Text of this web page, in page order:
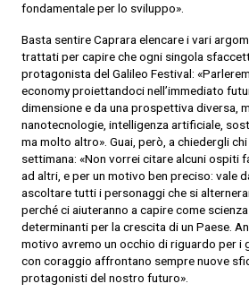
fondamentale per lo sviluppo».
Basta sentire Caprara elencare i vari
trattati per capire che ogni singola
protagonista del Galileo Festival:
economy proiettandoci nell’immediato
dimensione e da una prospettiva diversa,
nanotecnologie, intelligenza artificiale,
ma molto altro». Guai, però, a chiedergli
settimana: «Non vorrei citare alcuni ospiti
ad altri, e per un motivo ben preciso: vale
ascoltare tutti i personaggi che si
perché ci aiuteranno a capire come
determinanti per la crescita di un Paese.
motivo avremo un occhio di riguardo per i
con coraggio affrontano sempre nuove
protagonisti del nostro futuro».